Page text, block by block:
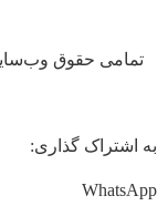
تمامی حقوق
به اشتراک گذاری:
WhatsApp